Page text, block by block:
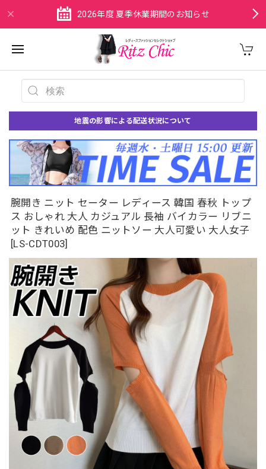
2026年度 夏季休業期間のお知らせ
地震の影響による配送状況について
腕開き ニット セーター レディース 韓国 春秋 トップ
ス おしゃれ 大人 カジュアル 長袖 バイカラー リブニ
ット きれいめ 配色 ニットソー 大人可愛い 大人女子
[LS-CDT003]